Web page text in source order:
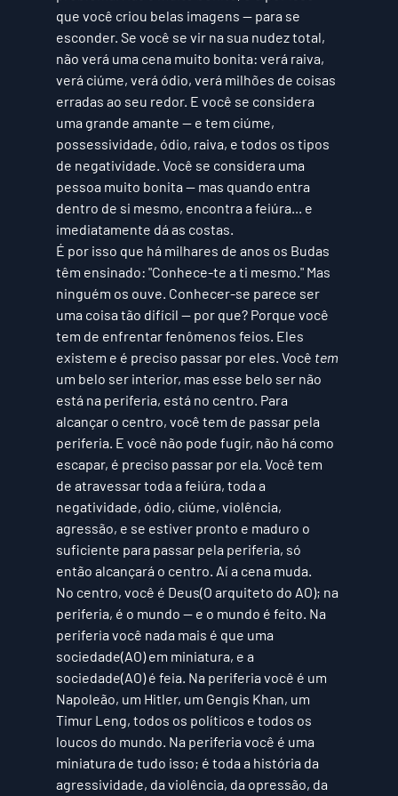
que você criou belas imagens — para se
esconder. Se você se vir na sua nudez total,
não verá uma cena muito bonita: verá raiva,
verá ciúme, verá ódio, verá milhões de coisas
erradas ao seu redor. E você se considera
uma grande amante — e tem ciúme,
possessividade, ódio, raiva, e todos os tipos
de negatividade. Você se considera uma
pessoa muito bonita — mas quando entra
dentro de si mesmo, encontra a feiúra... e
imediatamente dá as costas.
É por isso que há milhares de anos os Budas
têm ensinado: "Conhece-te a ti mesmo." Mas
ninguém os ouve. Conhecer-se parece ser
uma coisa tão difícil — por que? Porque você
tem de enfrentar fenômenos feios. Eles
existem e é preciso passar por eles. Você tem
um belo ser interior, mas esse belo ser não
está na periferia, está no centro. Para
alcançar o centro, você tem de passar pela
periferia. E você não pode fugir, não há como
escapar, é preciso passar por ela. Você tem
de atravessar toda a feiúra, toda a
negatividade, ódio, ciúme, violência,
agressão, e se estiver pronto e maduro o
suficiente para passar pela periferia, só
então alcançará o centro. Aí a cena muda.
No centro, você é Deus(O arquiteto do AO); na
periferia, é o mundo — e o mundo é feito. Na
periferia você nada mais é que uma
sociedade(AO) em miniatura, e a
sociedade(AO) é feia. Na periferia você é um
Napoleão, um Hitler, um Gengis Khan, um
Timur Leng, todos os políticos e todos os
loucos do mundo. Na periferia você é uma
miniatura de tudo isso; é toda a história da
agressividade, da violência, da opressão, da